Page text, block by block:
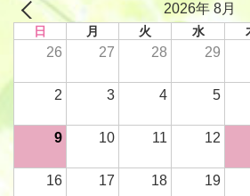
2026年 8月
日 月 火 水
26 27 28 29
2 3 4 5
9 10 11 12
16 17 18 19